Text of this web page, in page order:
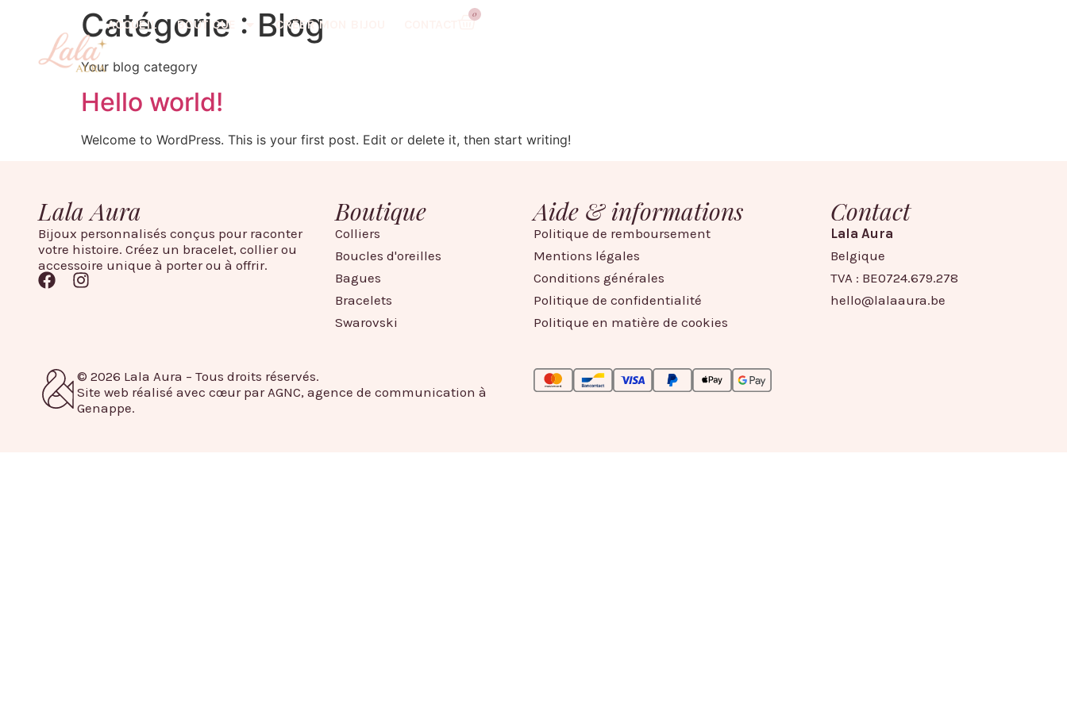
ACCUEIL BOUTIQUE CRÉER MON BIJOU
0
Catégorie : Blog
Your blog category
Hello world!
Welcome to WordPress. This is your first post. Edit or delete it, then start writing!
Lala Aura
Bijoux personnalisés conçus pour raconter
votre histoire. Créez un bracelet, collier ou
accessoire unique à porter ou à offrir.
Boutique
Colliers
Boucles d'oreilles
Bagues
Bracelets
Swarovski
Aide & informations
Politique de remboursement
Mentions légales
Conditions générales
Politique de confidentialité
Politique en matière de cookies
Contact
Lala Aura
Belgique
TVA : BE0724.679.278
hello@lalaaura.be
© 2026 Lala Aura – Tous droits réservés.
Site web réalisé avec cœur par AGNC, agence de communication à
Genappe.